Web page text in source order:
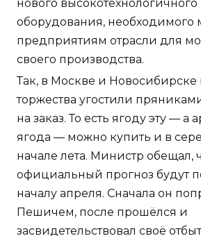
нового
оборудования, необходимого
предприятиям отрасли для
своего производства.
Так, в Москве и
торжества угостили
на заказ. То есть ягоду эту — а
ягода — можно купить и в
начале лета. Министр обещал,
официальный прогноз будут
началу апреля. Сначала он
Пешичем, после прошёлся и
засвидетельствовал своё